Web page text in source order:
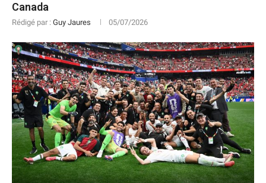
Canada
Rédigé par : Guy Jaures 05/07/2026